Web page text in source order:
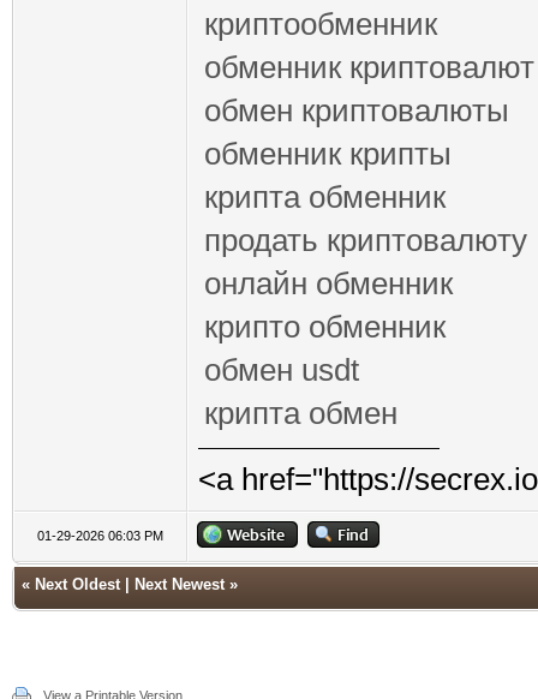
криптообменник
обменник криптовалют
обмен криптовалюты
обменник крипты
крипта обменник
продать криптовалюту
онлайн обменник
крипто обменник
обмен usdt
крипта обмен
<a href="https://
01-29-2026 06:03 PM
« Next Oldest Next Newest »
View a Printable Version